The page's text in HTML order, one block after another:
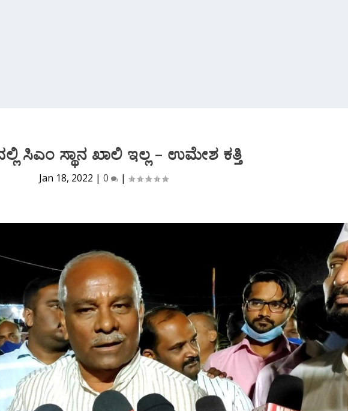
ಸಿಎಂ ಸ್ಥಾನ ಖಾಲಿ ಇಲ್ಲ – ಉಮೇಶ ಕತ್ತಿ
Jan 18, 2022 |0 |